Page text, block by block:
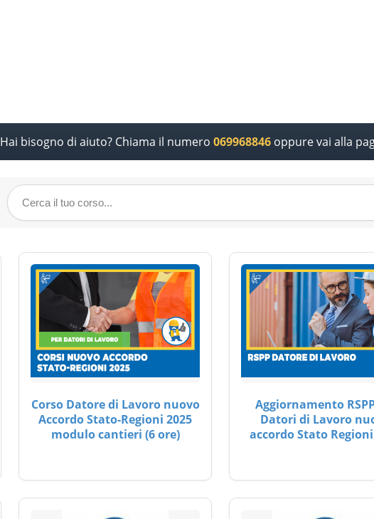
Hai bisogno di aiuto? Chiama il numero 069968846oppure vai alla
Corso Datore di Lavoro nuovo
Accordo Stato-Regioni 2025
modulo cantieri (6 ore)
Aggiornamento
Datori di Lavoro
accordo Stato